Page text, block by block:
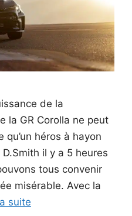
de la
la GR Corolla ne peut
héros à hayon
il y a 5 heures
tous convenir
misérable. Avec la
suite